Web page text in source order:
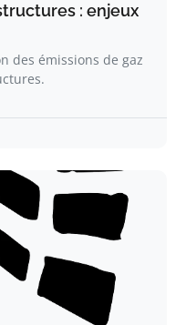
: enjeux
des émissions de gaz